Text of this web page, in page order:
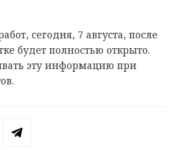
сегодня, 7 августа, после
будет полностью открыто.
эту информацию при